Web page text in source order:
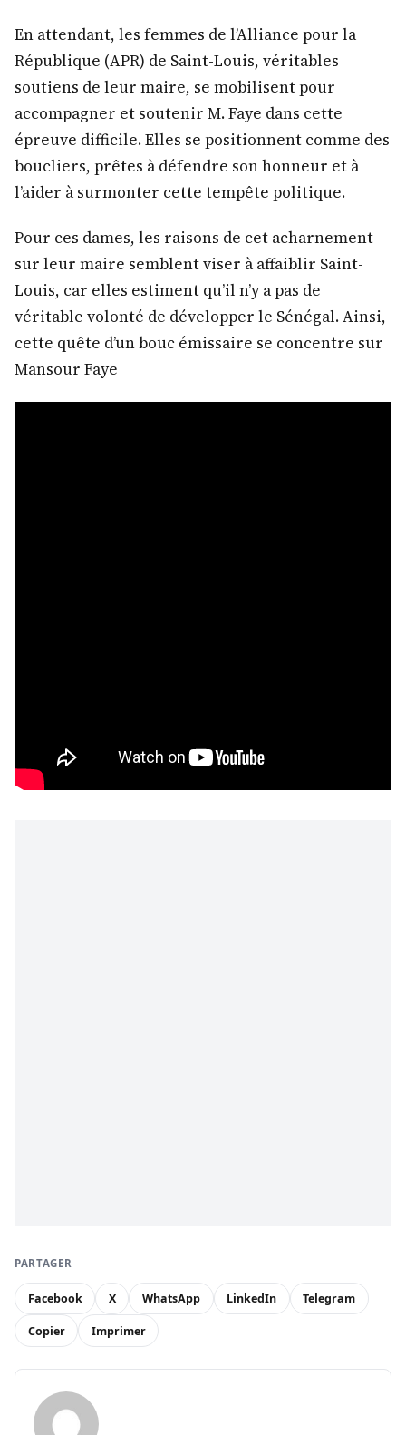
En attendant, les femmes de l’Alliance pour la
République (APR) de Saint-Louis, véritables
soutiens de leur maire, se mobilisent pour
accompagner et soutenir M. Faye dans cette
épreuve difficile. Elles se positionnent comme des
boucliers, prêtes à défendre son honneur et à
l’aider à surmonter cette tempête politique.
Pour ces dames, les raisons de cet acharnement
sur leur maire semblent viser à affaiblir Saint-
Louis, car elles estiment qu’il n’y a pas de
véritable volonté de développer le Sénégal. Ainsi,
cette quête d’un bouc émissaire se concentre sur
Mansour Faye
PARTAGER
Facebook X WhatsApp LinkedIn Telegram
Copier Imprimer